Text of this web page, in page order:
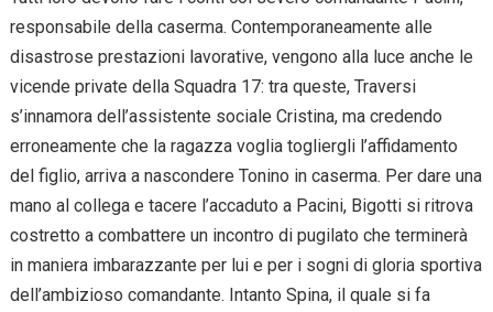
responsabile della caserma. Contemporaneamente alle
disastrose prestazioni lavorative, vengono alla luce anche le
vicende private della Squadra 17: tra queste, Traversi
s’innamora dell’assistente sociale Cristina, ma credendo
erroneamente che la ragazza voglia togliergli l’affidamento
del figlio, arriva a nascondere Tonino in caserma. Per dare una
mano al collega e tacere l’accaduto a Pacini, Bigotti si ritrova
costretto a combattere un incontro di pugilato che terminerà
in maniera imbarazzante per lui e per i sogni di gloria sportiva
dell’ambizioso comandante. Intanto Spina, il quale si fa